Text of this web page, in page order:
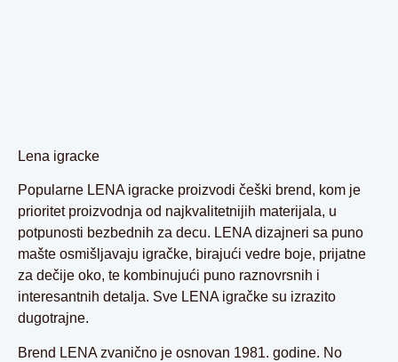
Lena igracke
Popularne LENA igracke proizvodi češki brend, kom je
prioritet proizvodnja od najkvalitetnijih materijala, u
potpunosti bezbednih za decu. LENA dizajneri sa puno
mašte osmišljavaju igračke, birajući vedre boje, prijatne
za dečije oko, te kombinujući puno raznovrsnih i
interesantnih detalja. Sve LENA igračke su izrazito
dugotrajne.
Brend LENA zvanično je osnovan 1981. godine. No